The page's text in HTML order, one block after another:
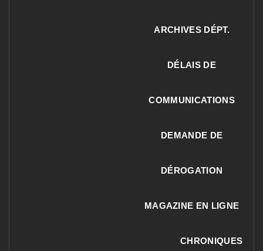
ARCHIVES DÉPT.
DÉLAIS DE
COMMUNICATIONS
DEMANDE DE
DÉROGATION
MAGAZINE EN LIGNE
CHRONIQUES